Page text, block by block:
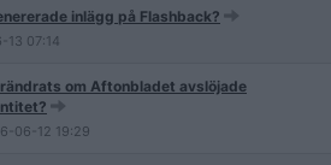
inlägg på Flashback?
13 07:14
om Aftonbladet avslöjade
06-12 19:29